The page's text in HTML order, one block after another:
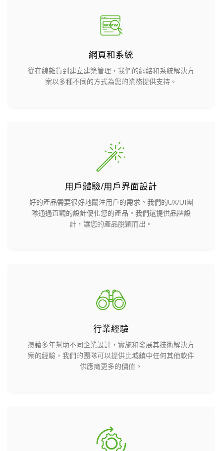
網頁和系統
從在線雜貨到建立建築管理，我們的網絡和系統解決方
案以多種不同的方式為您的業務提供支持。
用戶體驗/用戶界面設計
好的產品需要很好地關注用戶的需求。我們的UX/UI團
隊通過直觀的設計優化您的產品。我們還提供品牌設
計，讓您的產品脫穎而出。
行業經驗
憑藉多年幫助不同企業設計，實施和發展其技術解決方
案的經驗，我們的團隊可以提供比城鎮中任何其他軟件
供應商更多的價值。